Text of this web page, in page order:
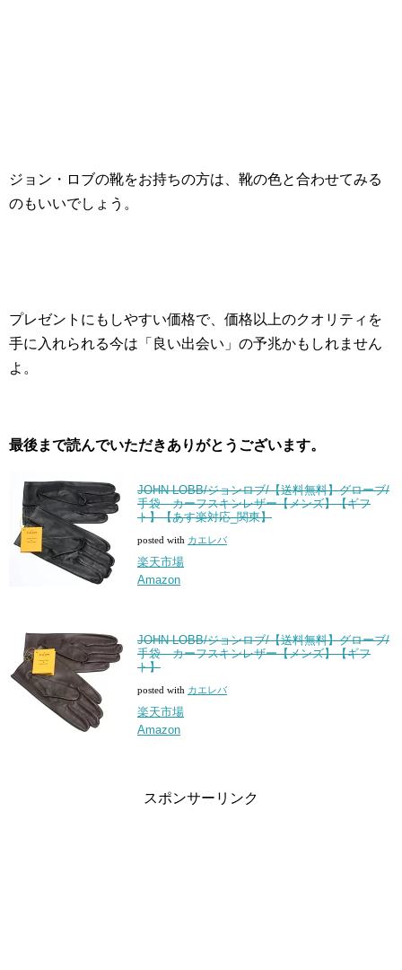
ジョン・ロブの靴をお持ちの方は、靴の色と合わせてみる
のもいいでしょう。
プレゼントにもしやすい価格で、価格以上のクオリティを
手に入れられる今は「良い出会い」の予兆かもしれません
よ。
最後まで読んでいただきありがとうございます。
JOHN LOBB/ジョンロブ/【送料無料】グローブ/
手袋 カーフスキンレザー【メンズ】【ギフ
ト】【あす楽対応_関東】
posted with カエレバ
楽天市場
Amazon
JOHN LOBB/ジョンロブ/【送料無料】グローブ/
手袋 カーフスキンレザー【メンズ】【ギフ
ト】
posted with カエレバ
楽天市場
Amazon
スポンサーリンク